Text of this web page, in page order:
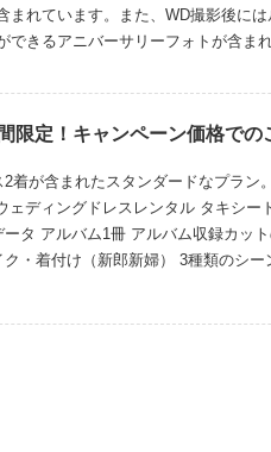
まれています。また、WD撮影後に
できるアニバーサリーフォトが含まれ
間限定！キャンペーン価格での
2着が含まれたスタンダードなプラン
ェディングドレスレンタル タキシー
ータ アルバム1冊 アルバム収録カッ
ク・着付け（新郎新婦） 3種類のシー